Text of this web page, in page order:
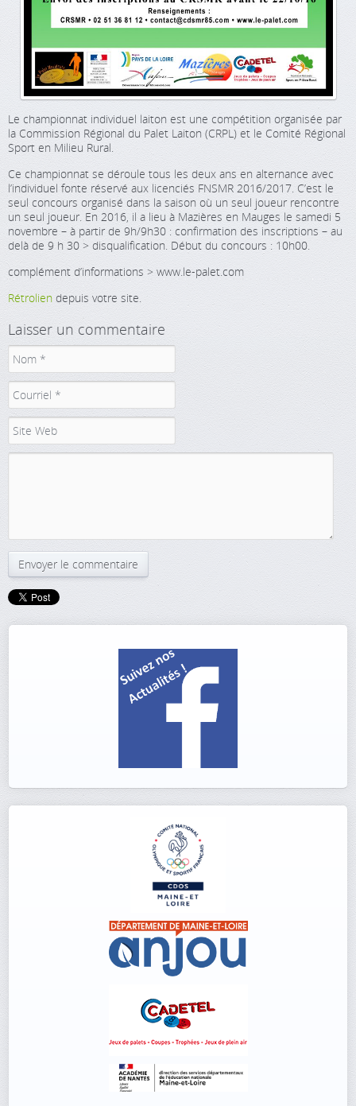
Le championnat individuel laiton est une compétition organisée par
la Commission Régional du Palet Laiton (CRPL) et le Comité Régional
Sport en Milieu Rural.
Ce championnat se déroule tous les deux ans en alternance avec
l’individuel fonte réservé aux licenciés FNSMR 2016/2017. C’est le
seul concours organisé dans la saison où un seul joueur rencontre
un seul joueur. En 2016, il a lieu à Mazières en Mauges le samedi 5
novembre – à partir de 9h/9h30 : confirmation des inscriptions – au
delà de 9 h 30 > disqualification. Début du concours : 10h00.
complément d’informations > www.le-palet.com
Rétrolien depuis votre site.
Laisser un commentaire